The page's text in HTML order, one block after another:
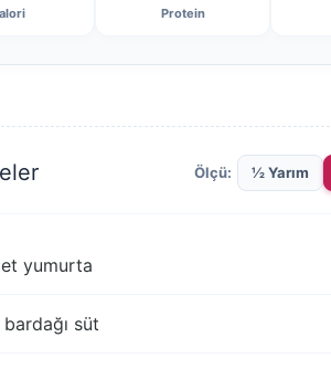
Protein
Ölçü: ½ Yarım
yumurta
bardağı süt